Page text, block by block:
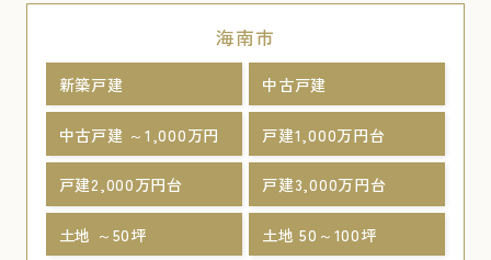
海南市
新築戸建 中古戸建
中古戸建 ～1,000万円 戸建1,000万円台
戸建2,000万円台 戸建3,000万円台
土地 ～50坪 土地 50～100坪